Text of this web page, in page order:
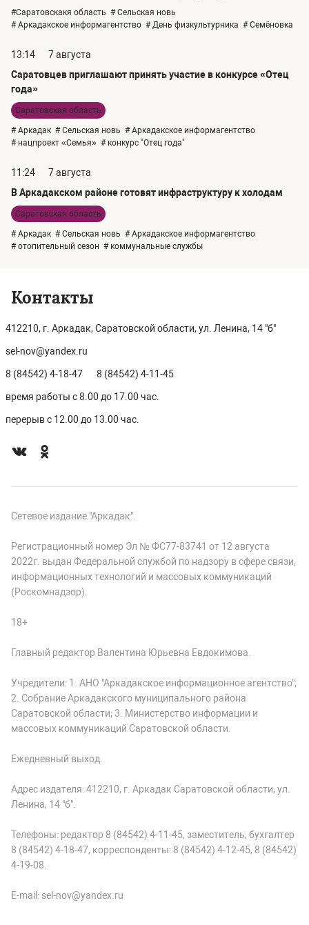
#Саратовскакя область # Сельская новь
# Аркадакское информагентство # День физкультурника # Семёновка
13:14
7 августа
Саратовцев приглашают принять участие в конкурсе «Отец
года»
Саратовская область
# Аркадак # Сельская новь # Аркадакское информагентство
# нацпроект «Семья» # конкурс "Отец года"
11:24
7 августа
В Аркадакском районе готовят инфраструктуру к холодам
Саратовская область
# Аркадак # Сельская новь # Аркадакское информагентство
# отопительный сезон # коммунальные службы
Контакты
412210, г. Аркадак, Саратовской области, ул. Ленина, 14 "б"
sel-nov@yandex.ru
8 (84542) 4-18-47 8 (84542) 4-11-45
время работы с 8.00 до 17.00 час.
перерыв с 12.00 до 13.00 час.
Сетевое издание "Аркадак".
Регистрационный номер Эл № ФС77-83741 от 12 августа
2022г. выдан Федеральной службой по надзору в сфере связи,
информационных технологий и массовых коммуникаций
(Роскомнадзор).
18+
Главный редактор Валентина Юрьевна Евдокимова.
Учредители: 1. АНО "Аркадакское информационное агентство";
2. Собрание Аркадакского муниципального района
Саратовской области; 3. Министерство информации и
массовых коммуникаций Саратовской области.
Ежедневный выход.
Адрес издателя: 412210, г. Аркадак Саратовской области, ул.
Ленина, 14 "б".
Телефоны: редактор 8 (84542) 4-11-45, заместитель, бухгалтер
8 (84542) 4-18-47, корреспонденты: 8 (84542) 4-12-45, 8 (84542)
4-19-08.
E-mail: sel-nov@yandex.ru